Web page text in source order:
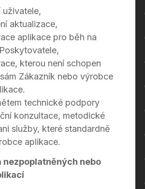
uživatele,
aktualizace,
aplikace pro běh na
kterou není schopen
Zákazník nebo výrobce
technické podpory
konzultace, metodické
služby, které standardně
aplikace.
nezpoplatněných nebo